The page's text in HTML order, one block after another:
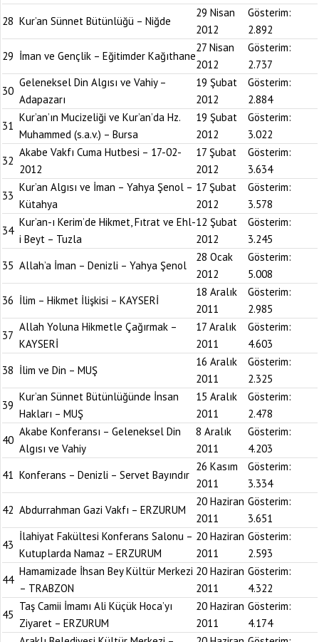
28 Kur’an Sünnet Bütünlüğü – Niğde
29 Nisan
2012
Gösterim:
2.892
29 İman ve Gençlik – Eğitimder Kağıthane
27 Nisan
2012
Gösterim:
2.737
30
Geleneksel Din Algısı ve Vahiy –
Adapazarı
19 Şubat
2012
Gösterim:
2.884
31
Kur’an’ın Mucizeliği ve Kur’an’da Hz.
Muhammed (s.a.v.) – Bursa
19 Şubat
2012
Gösterim:
3.022
32
Akabe Vakfı Cuma Hutbesi – 17-02-
2012
17 Şubat
2012
Gösterim:
3.634
33
Kur’an Algısı ve İman – Yahya Şenol –
Kütahya
17 Şubat
2012
Gösterim:
3.578
34
Kur’an-ı Kerim’de Hikmet, Fıtrat ve Ehl-
i Beyt – Tuzla
12 Şubat
2012
Gösterim:
3.245
35 Allah’a İman – Denizli – Yahya Şenol
28 Ocak
2012
Gösterim:
5.008
36 İlim – Hikmet İlişkisi – KAYSERİ
18 Aralık
2011
Gösterim:
2.985
37
Allah Yoluna Hikmetle Çağırmak –
KAYSERİ
17 Aralık
2011
Gösterim:
4.603
38 İlim ve Din – MUŞ
16 Aralık
2011
Gösterim:
2.325
39
Kur’an Sünnet Bütünlüğünde İnsan
Hakları – MUŞ
15 Aralık
2011
Gösterim:
2.478
40
Akabe Konferansı – Geleneksel Din
Algısı ve Vahiy
8 Aralık
2011
Gösterim:
4.203
41 Konferans – Denizli – Servet Bayındır
26 Kasım
2011
Gösterim:
3.334
42 Abdurrahman Gazi Vakfı – ERZURUM
20 Haziran
2011
Gösterim:
3.651
43
İlahiyat Fakültesi Konferans Salonu –
Kutuplarda Namaz – ERZURUM
20 Haziran
2011
Gösterim:
2.593
44
Hamamizade İhsan Bey Kültür Merkezi
– TRABZON
20 Haziran
2011
Gösterim:
4.322
45
Taş Camii İmamı Ali Küçük Hoca’yı
Ziyaret – ERZURUM
20 Haziran
2011
Gösterim:
4.174